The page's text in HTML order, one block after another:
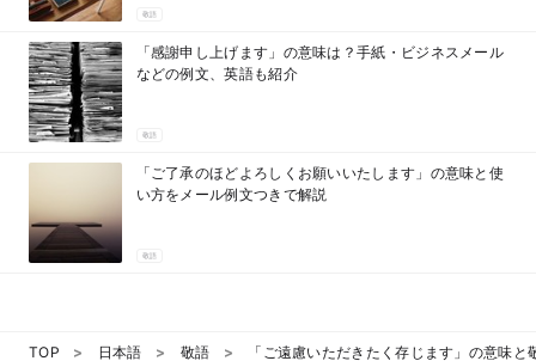
敬語
「感謝申し上げます」の意味は？手紙・ビジネスメール
などの例文、英語も紹介
敬語
「ご了承のほどよろしくお願いいたします」の意味と使
い方をメール例文つきで解説
敬語
TOP 日本語 敬語 「ご遠慮いただきたく存じます」の意味